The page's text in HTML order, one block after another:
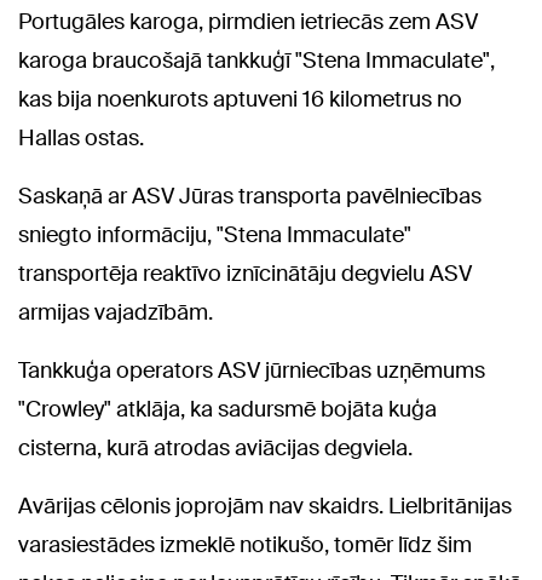
Portugāles karoga, pirmdien ietriecās zem ASV
karoga braucošajā tankkuģī "Stena Immaculate",
kas bija noenkurots aptuveni 16 kilometrus no
Hallas ostas.
Saskaņā ar ASV Jūras transporta pavēlniecības
sniegto informāciju, "Stena Immaculate"
transportēja reaktīvo iznīcinātāju degvielu ASV
armijas vajadzībām.
Tankkuģa operators ASV jūrniecības uzņēmums
"Crowley" atklāja, ka sadursmē bojāta kuģa
cisterna, kurā atrodas aviācijas degviela.
Avārijas cēlonis joprojām nav skaidrs. Lielbritānijas
varasiestādes izmeklē notikušo, tomēr līdz šim